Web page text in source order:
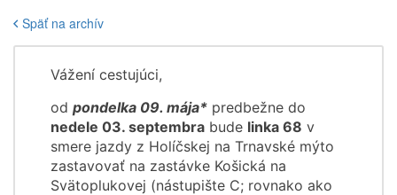
Späť na archív
Vážení cestujúci,
od pondelka 09. mája* predbežne do
nedele 03. septembra bude linka 68 v
smere jazdy z Holíčskej na Trnavské mýto
zastavovať na zastávke Košická na
Svätoplukovej (nástupište C; rovnako ako